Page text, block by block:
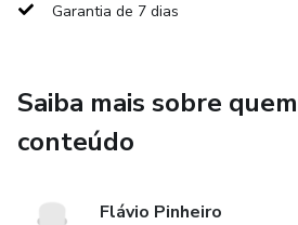
Garantia de 7 dias
Saiba mais sobre
conteúdo
Flávio Pinheiro